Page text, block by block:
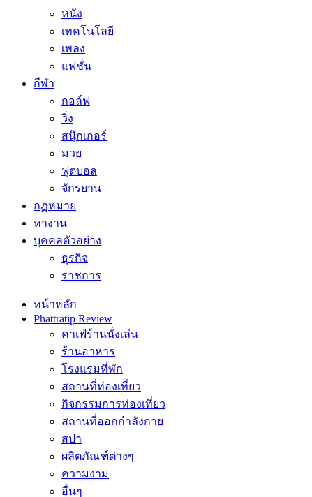
หนัง
เทคโนโลยี
เพลง
แฟชั่น
กีฬา
กอล์ฟ
วิ่ง
สนุ๊กเกอร์
มวย
ฟุตบอล
จักรยาน
กฏหมาย
หางาน
บุคคลตัวอย่าง
ธุรกิจ
ราชการ
หน้าหลัก
Phattratip Review
คาเฟ่ร้านนั่งเล่น
ร้านอาหาร
โรงแรมที่พัก
สถานที่ท่องเที่ยว
กิจกรรมการท่องเที่ยว
สถานที่ออกกำลังกาย
สปา
ผลิตภัณฑ์ต่างๆ
ความงาม
อื่นๆ